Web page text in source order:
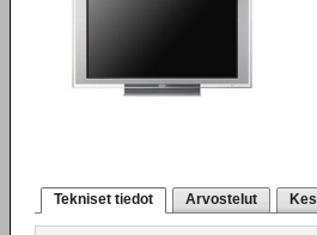
Tekniset tiedot Arvostelut